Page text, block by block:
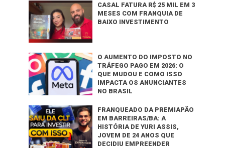
CASAL FATURA R$ 25 MIL EM 3
MESES COM FRANQUIA DE
BAIXO INVESTIMENTO
O AUMENTO DO IMPOSTO NO
TRÁFEGO PAGO EM 2026: O
QUE MUDOU E COMO ISSO
IMPACTA OS ANUNCIANTES
NO BRASIL
FRANQUEADO DA PREMIAPÃO
EM BARREIRAS/BA: A
HISTÓRIA DE YURI ASSIS,
JOVEM DE 24 ANOS QUE
DECIDIU EMPREENDER